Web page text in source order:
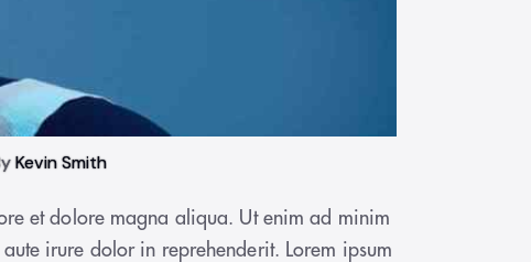
Kevin Smith
et dolore magna aliqua. Ut enim ad minim
irure dolor in reprehenderit. Lorem ipsum